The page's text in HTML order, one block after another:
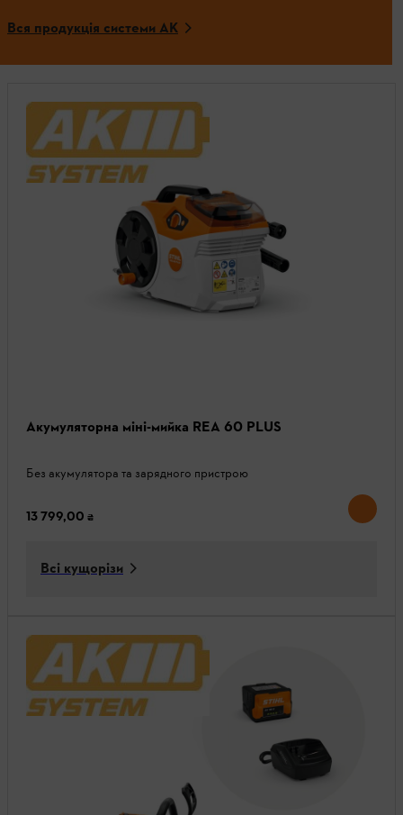
Вся продукція системи AK
Акумуляторна міні-мийка REA 60 PLUS
Без акумулятора та зарядного пристрою
13 799,00 ₴
Всі кущорізи